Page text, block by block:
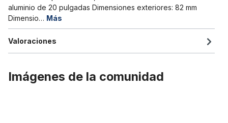
aluminio de 20 pulgadas Dimensiones exteriores: 82 mm
Dimensio… Más
Valoraciones
Imágenes de la comunidad